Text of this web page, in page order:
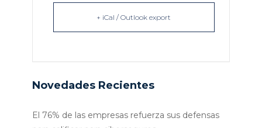
+ iCal / Outlook export
Novedades Recientes
El 76% de las empresas refuerza sus defensas